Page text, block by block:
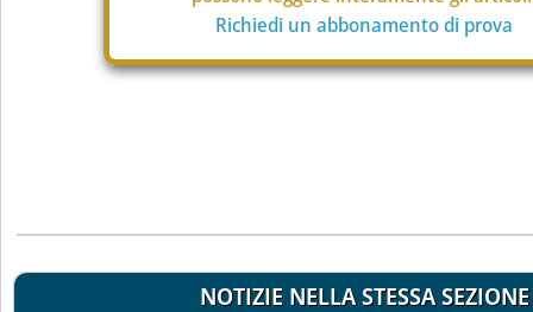
Richiedi un abbonamento di prova
NOTIZIE NELLA STESSA SEZIONE